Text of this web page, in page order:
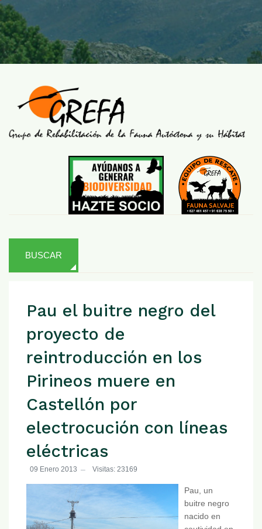
BUSCAR
Pau el buitre negro del
proyecto de
reintroducción en los
Pirineos muere en
Castellón por
electrocución con líneas
eléctricas
09 Enero 2013 Visitas: 23169
Pau, un
buitre negro
nacido en